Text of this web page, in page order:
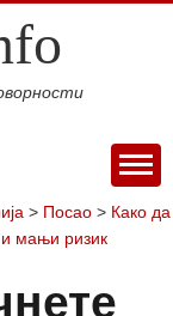
> Посао > Како да
мањи ризик